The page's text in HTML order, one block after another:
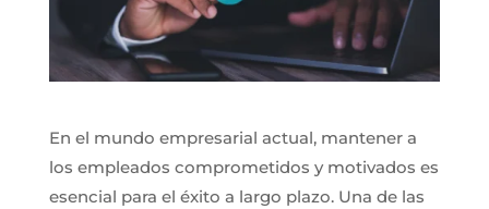
En el mundo empresarial actual, mantener a
los empleados comprometidos y motivados es
esencial para el éxito a largo plazo. Una de las